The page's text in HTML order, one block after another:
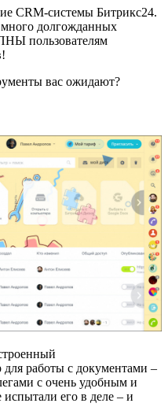
CRM-системы Битрикс24.
долгожданных
пользователям
вас ожидают?
работы с документами –
с очень удобным и
его в деле – и